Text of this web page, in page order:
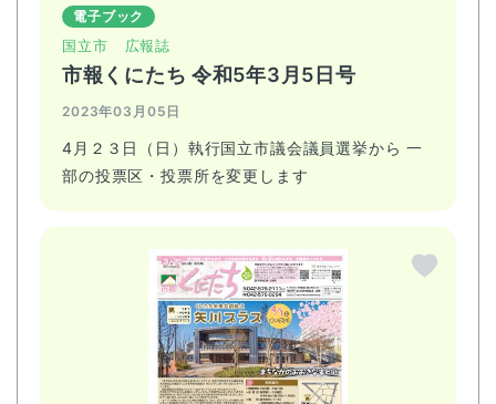
電子ブック
国立市 広報誌
市報くにたち 令和5年3月5日号
2023年03月05日
4月２３日（日）執行国立市議会議員選挙から 一
部の投票区・投票所を変更します